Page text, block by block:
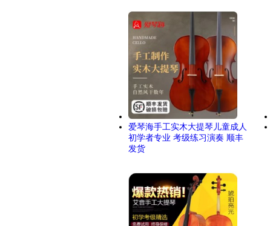
爱琴海手工实木大提琴儿童成人
初学者专业 考级练习演奏 顺丰
发货